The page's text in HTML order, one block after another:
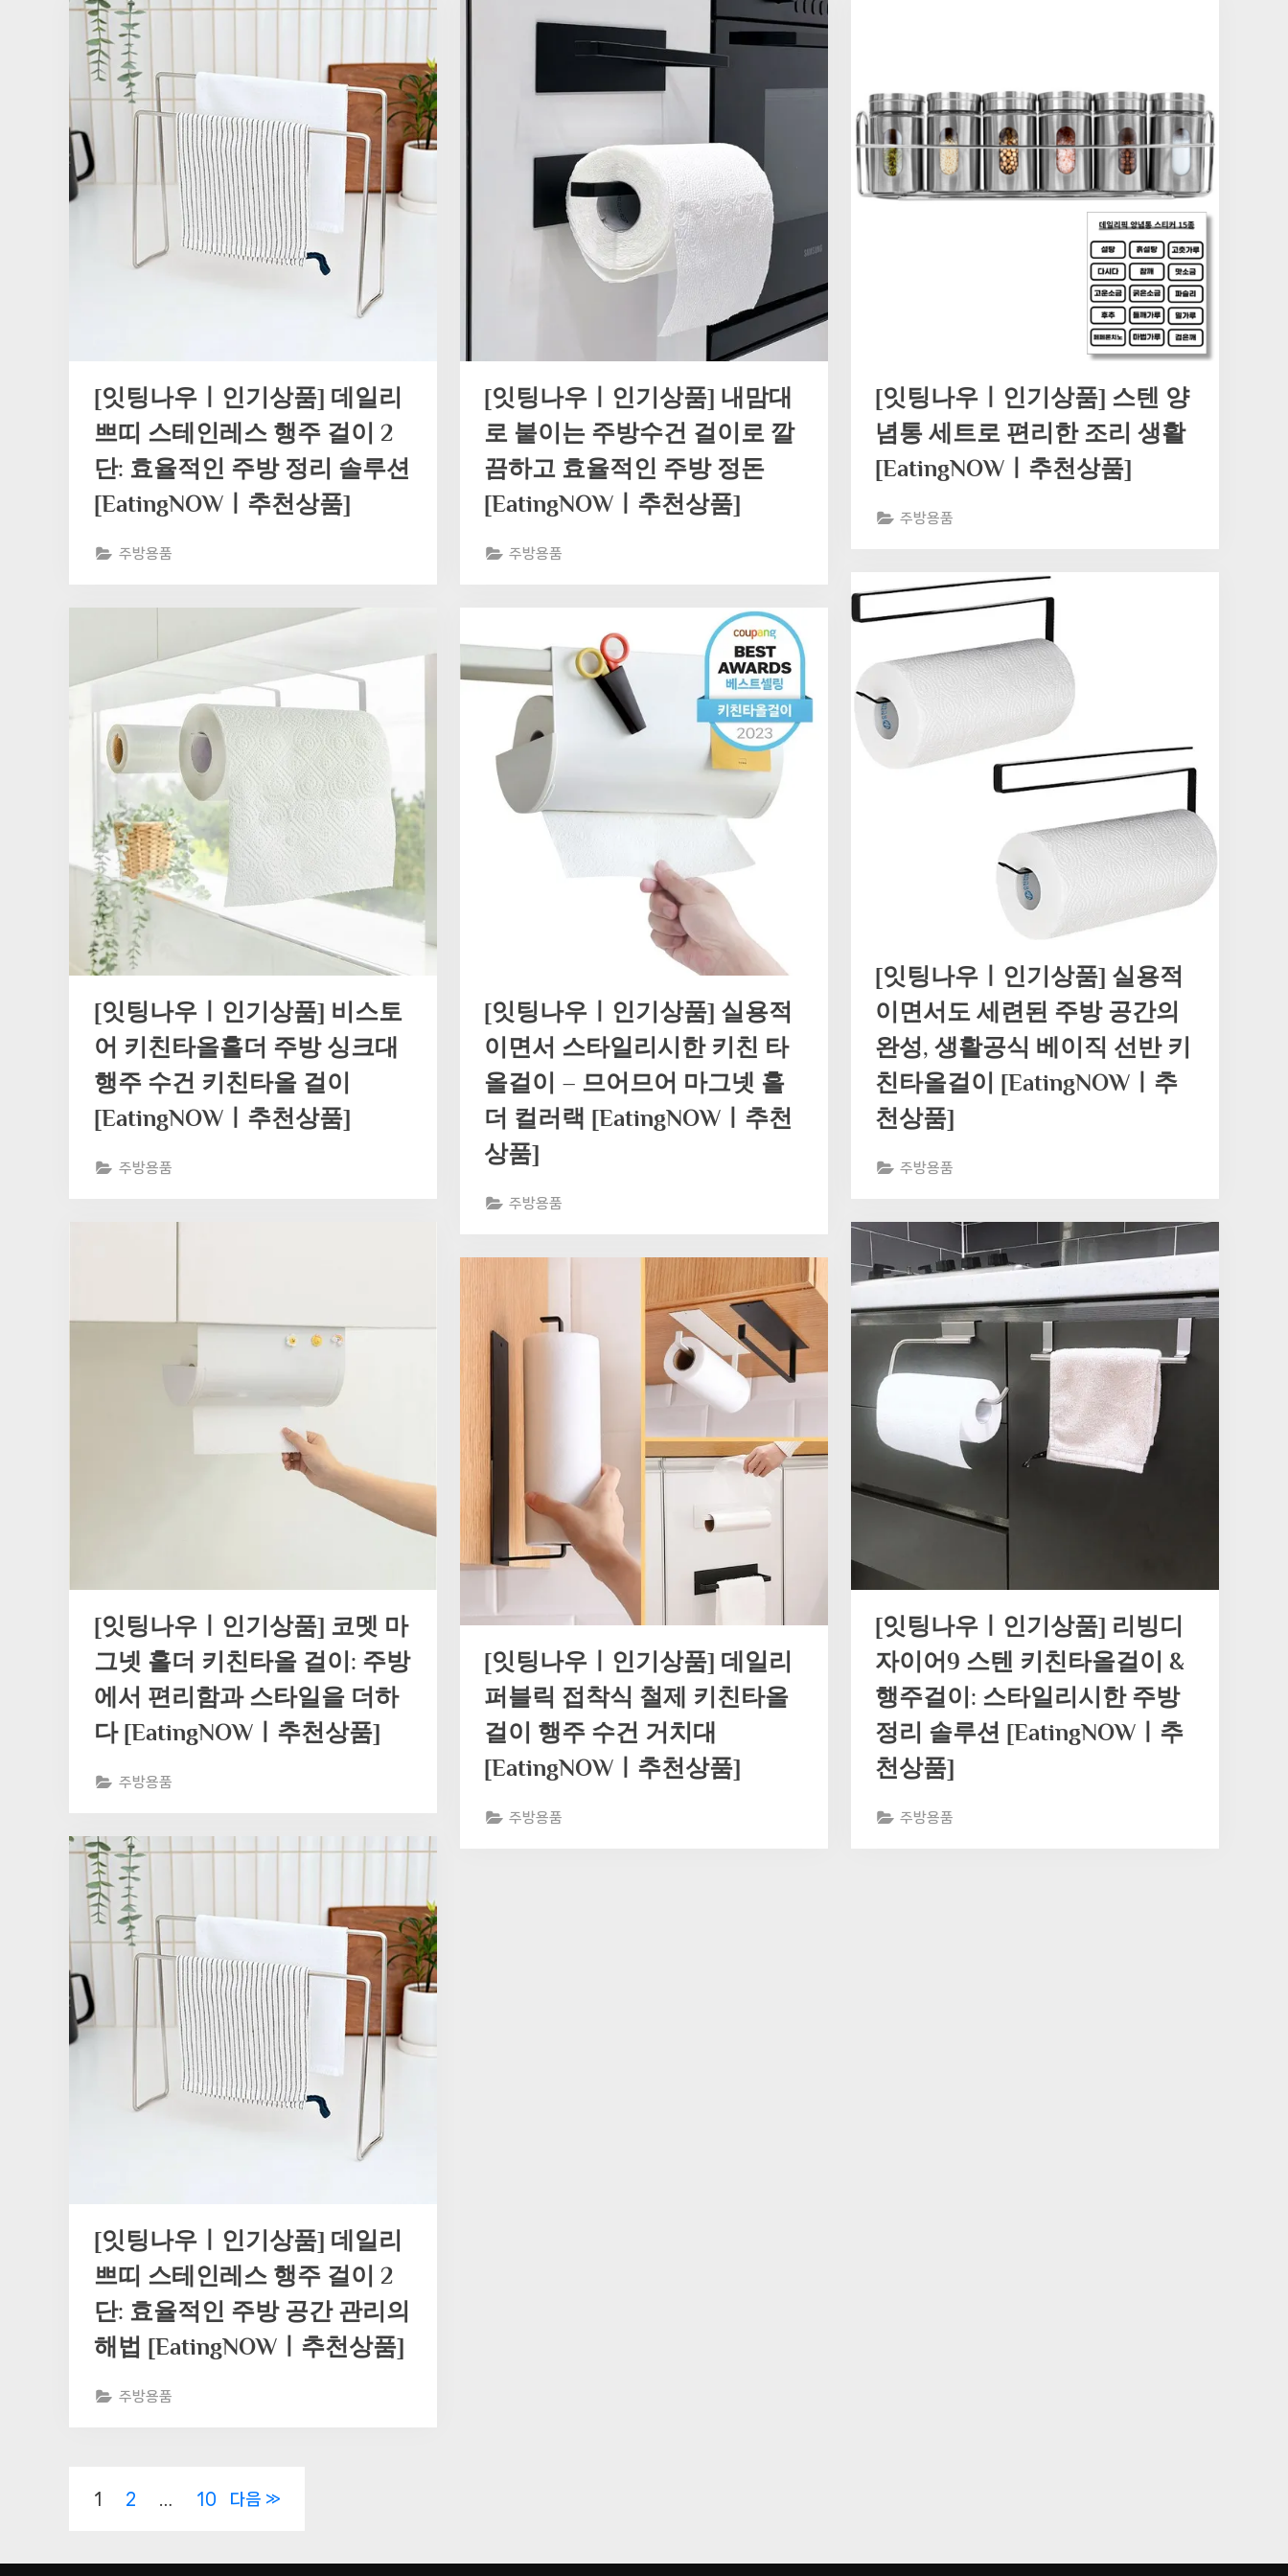
[잇팅나우ㅣ인기상품] 데일리
쁘띠 스테인레스 행주 걸이 2
단: 효율적인 주방 정리 솔루션
[EatingNOWㅣ추천상품]
주방용품
[잇팅나우ㅣ인기상품] 내맘대
로 붙이는 주방수건 걸이로 깔
끔하고 효율적인 주방 정돈
[EatingNOWㅣ추천상품]
주방용품
[잇팅나우ㅣ인기상품] 스텐 양
념통 세트로 편리한 조리 생활
[EatingNOWㅣ추천상품]
주방용품
[잇팅나우ㅣ인기상품] 실용적
이면서도 세련된 주방 공간의
완성, 생활공식 베이직 선반 키
친타올걸이 [EatingNOWㅣ추
천상품]
주방용품
[잇팅나우ㅣ인기상품] 비스토
어 키친타올홀더 주방 싱크대
행주 수건 키친타올 걸이
[EatingNOWㅣ추천상품]
주방용품
[잇팅나우ㅣ인기상품] 실용적
이면서 스타일리시한 키친 타
올걸이 – 므어므어 마그넷 홀
더 컬러랙 [EatingNOWㅣ추천
상품]
주방용품
[잇팅나우ㅣ인기상품] 코멧 마
그넷 홀더 키친타올 걸이: 주방
에서 편리함과 스타일을 더하
다 [EatingNOWㅣ추천상품]
주방용품
[잇팅나우ㅣ인기상품] 리빙디
자이어9 스텐 키친타올걸이 &
행주걸이: 스타일리시한 주방
정리 솔루션 [EatingNOWㅣ추
천상품]
주방용품
[잇팅나우ㅣ인기상품] 데일리
퍼블릭 접착식 철제 키친타올
걸이 행주 수건 거치대
[EatingNOWㅣ추천상품]
주방용품
[잇팅나우ㅣ인기상품] 데일리
쁘띠 스테인레스 행주 걸이 2
단: 효율적인 주방 공간 관리의
해법 [EatingNOWㅣ추천상품]
주방용품
이
1 2 10 다음